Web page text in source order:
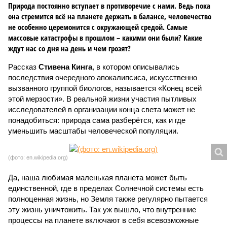
Природа постоянно вступает в противоречие с нами. Ведь пока
она стремится всё на планете держать в балансе, человечество
не особенно церемонится с окружающей средой. Самые
массовые катастрофы в прошлом – какими они были? Какие
ждут нас со дня на день и чем грозят?
Рассказ Стивена Кинга, в котором описывались
последствия очередного апокалипсиса, искусственно
вызванного группой биологов, называется «Конец всей
этой мерзости». В реальной жизни участия пытливых
исследователей в организации конца света может не
понадобиться: природа сама разберётся, как и где
уменьшить масштабы человеческой популяции.
(фото: en.wikipedia.org)
Да, наша любимая маленькая планета может быть
единственной, где в пределах Солнечной системы есть
полноценная жизнь, но Земля также регулярно пытается
эту жизнь уничтожить. Так уж вышло, что внутренние
процессы на планете включают в себя всевозможные